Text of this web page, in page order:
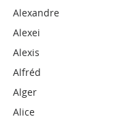
Alexandre
Alexei
Alexis
Alfréd
Alger
Alice